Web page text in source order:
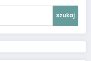
Szukaj